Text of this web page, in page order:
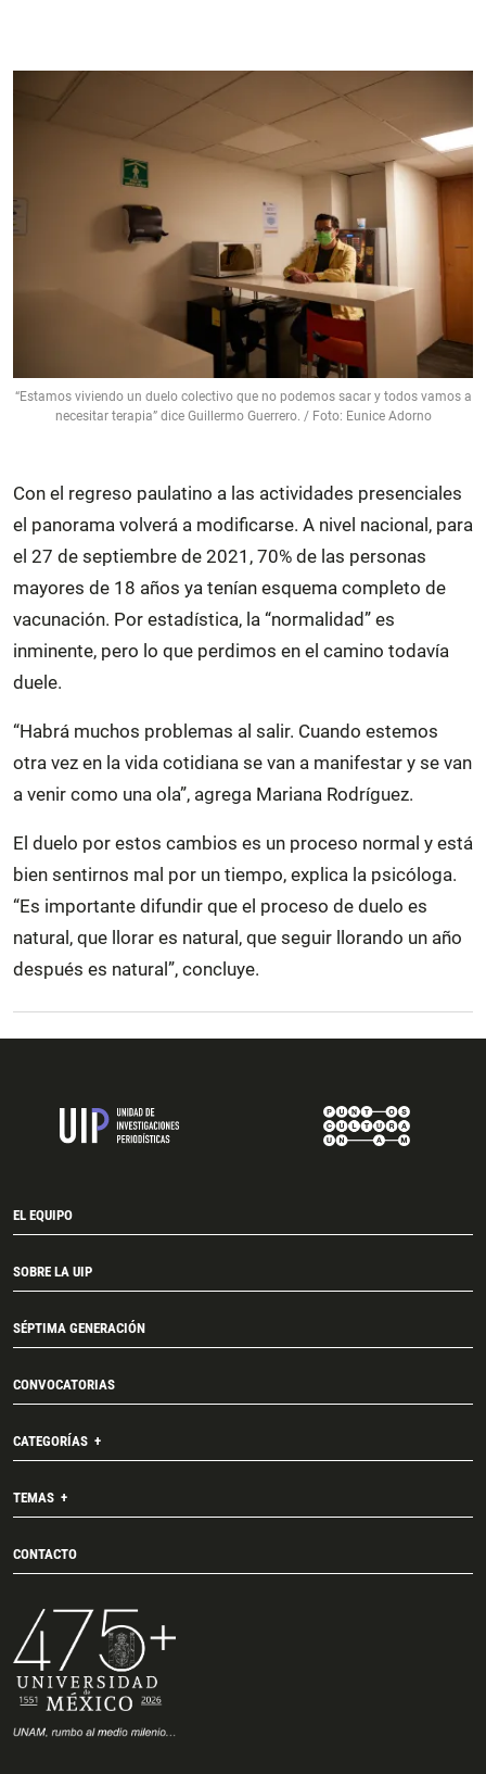
“Estamos viviendo un duelo colectivo que no podemos sacar y todos vamos a
necesitar terapia” dice Guillermo Guerrero. / Foto: Eunice Adorno
Con el regreso paulatino a las actividades presenciales
el panorama volverá a modificarse. A nivel nacional, para
el 27 de septiembre de 2021, 70% de las personas
mayores de 18 años ya tenían esquema completo de
vacunación. Por estadística, la “normalidad” es
inminente, pero lo que perdimos en el camino todavía
duele.
“Habrá muchos problemas al salir. Cuando estemos
otra vez en la vida cotidiana se van a manifestar y se van
a venir como una ola”, agrega Mariana Rodríguez.
El duelo por estos cambios es un proceso normal y está
bien sentirnos mal por un tiempo, explica la psicóloga.
“Es importante difundir que el proceso de duelo es
natural, que llorar es natural, que seguir llorando un año
después es natural”, concluye.
EL EQUIPO
SOBRE LA UIP
SÉPTIMA GENERACIÓN
CONVOCATORIAS
CATEGORÍAS
TEMAS
CONTACTO